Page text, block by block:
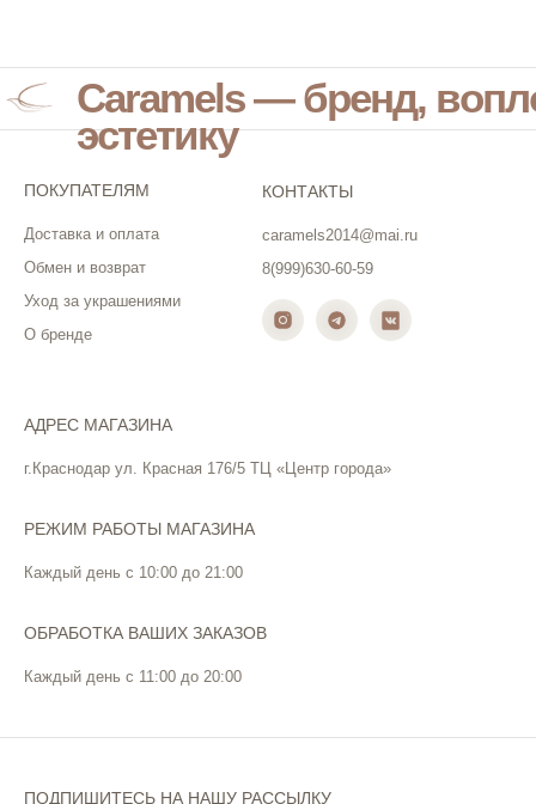
ПОКУПАТЕЛЯМ
Доставка и оплата
Обмен и возврат
Уход за украшениями
О бренде
КОНТАКТЫ
caramels2014@mai.ru
8(999)630-60-59
ПОДПИШИТЕСЬ НА НАШУ РАССЫЛКУ
АДРЕС МАГАЗИНА
г.Краснодар ул. Красная 176/5 ТЦ «Центр города»
ОБРАБОТКА ВАШИХ ЗАКАЗОВ
Каждый день с 11:00 до 20:00
РЕЖИМ РАБОТЫ МАГАЗИНА
Каждый день с 10:00 до 21:00
Caramels — бренд,
эстетику